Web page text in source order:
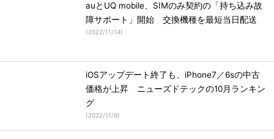
auとUQ mobile、SIMのみ契約の「持ち込み故
障サポート」開始 交換機種を最短当日配送
(2022/11/14)
iOSアップデート終了も、iPhone7／6sの中古
価格が上昇 ニューズドテックの10月ランキン
グ
(2022/11/9)